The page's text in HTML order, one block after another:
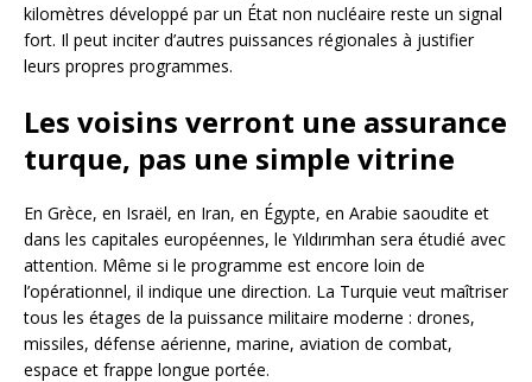
kilomètres développé par un État non nucléaire reste un signal
fort. Il peut inciter d’autres puissances régionales à justifier
leurs propres programmes.
Les voisins verront une assurance
turque, pas une simple vitrine
En Grèce, en Israël, en Iran, en Égypte, en Arabie saoudite et
dans les capitales européennes, le Yıldırımhan sera étudié avec
attention. Même si le programme est encore loin de
l’opérationnel, il indique une direction. La Turquie veut maîtriser
tous les étages de la puissance militaire moderne : drones,
missiles, défense aérienne, marine, aviation de combat,
espace et frappe longue portée.